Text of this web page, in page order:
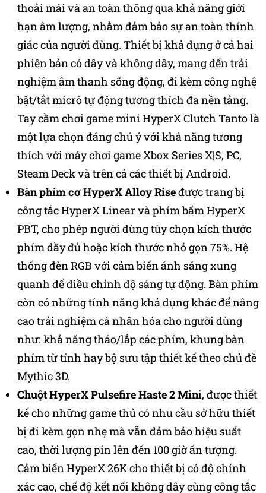
thoải mái và an toàn thông qua khả năng giới
hạn âm lượng, nhằm đảm bảo sự an toàn thính
giác của người dùng. Thiết bị khả dụng ở cả hai
phiên bản có dây và không dây, mang đến trải
nghiệm âm thanh sống động, đi kèm công nghệ
bật/tắt micrô tự động tương thích đa nền tảng.
Tay cầm chơi game mini HyperX Clutch Tanto là
một lựa chọn đáng chú ý với khả năng tương
thích với máy chơi game Xbox Series X|S, PC,
Steam Deck và trên cả các thiết bị Android.
Bàn phím cơ HyperX Alloy Riseđược trang bị
công tắc HyperX Linear và phím bấm HyperX
PBT, cho phép người dùng tùy chọn kích thước
phím đầy đủ hoặc kích thước nhỏ gọn 75%. Hệ
thống đèn RGB với cảm biến ánh sáng xung
quanh để điều chỉnh độ sáng tự động. Bàn phím
còn có những tính năng khả dụng khác để nâng
cao trải nghiệm cá nhân hóa cho người dùng
như: khả năng tháo/lắp các phím, khung bàn
phím từ tính hay bộ sưu tập thiết kế theo chủ đề
Mythic 3D.
Chuột HyperX Pulsefire Haste 2 Mini, được thiết
kế cho những game thủ có nhu cầu sở hữu thiết
bị đi kèm gọn nhẹ mà vẫn đảm bảo hiệu suất
cao, thời lượng pin lên đến 100 giờ ấn tượng.
Cảm biến HyperX 26K cho thiết bị có độ chính
xác cao, chế độ kết nối không dây cùng công tắc